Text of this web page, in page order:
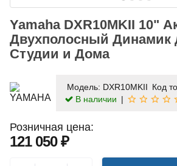
Yamaha DXR10MKII 10"
Двухполосный Динамик
Студии и Дома
Модель: DXR10MKII Код
В наличии
Розничная цена:
121 050 ₽